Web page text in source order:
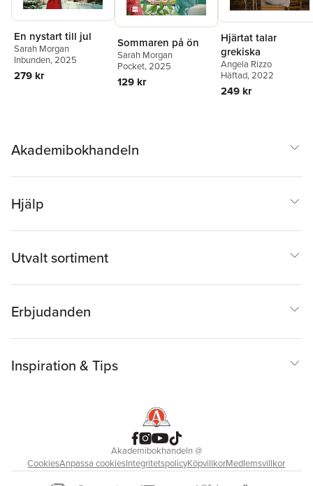
En nystart till jul
Sarah Morgan
Inbunden, 2025
279 kr
Sommaren på ön
Sarah Morgan
Pocket, 2025
129 kr
Hjärtat talar
grekiska
Angela Rizzo
Häftad, 2022
249 kr
Akademibokhandeln
Hjälp
Utvalt sortiment
Erbjudanden
Inspiration & Tips
Akademibokhandeln@
CookiesAnpassa cookiesIntegritetspolicyKöpvillkorMedlemsvillkor